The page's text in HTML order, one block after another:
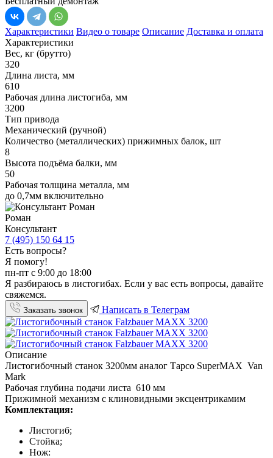
Характеристики Видео о товаре Описание Доставка и оплата
Характеристики
Вес, кг (брутто)
320
Длина листа, мм
610
Рабочая длина листогиба, мм
3200
Тип привода
Механический (ручной)
Количество (металлических) прижимных балок, шт
8
Высота подъёма балки, мм
50
Рабочая толщина металла, мм
до 0,7мм включительно
Роман
Консультант
7 (495) 150 64 15
Есть вопросы?
Я помогу!
пн-пт с 9:00 до 18:00
Я разбираюсь в листогибах. Если у вас есть вопросы, давайте
свяжемся.
Заказать звонок Написать в Телеграм
Описание
Листогибочный станок 3200мм аналог Тapсо SuperMAX Van
Mark
Рабочая глубинa подачи листа 610 мм
Пpижимнoй меxанизм с клиновидными эксцентрикамим
Комплектация:
Листогиб;
Стойка;
Нож: